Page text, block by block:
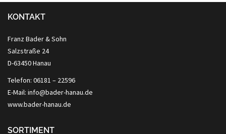
KONTAKT
Franz Bader & Sohn
Salzstraße 24
D-63450 Hanau
Telefon: 06181 – 22596
E-Mail: info@bader-hanau.de
www.bader-hanau.de
SORTIMENT